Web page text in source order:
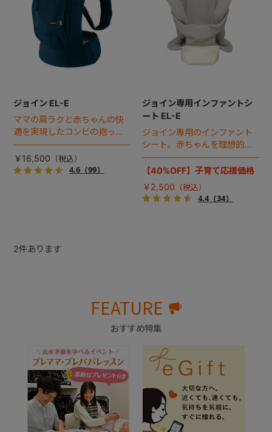
ジョイン EL-E
ママの肩ラクと赤ちゃんの快
適を実現したコンビの抱っこ
ひも最新モデル。
￥16,500
4.6（99）
ジョイン専用インファントシ
ート EL-E
ジョイン専用のインファント
シート。赤ちゃんを理想的な
M字姿勢に保ち、1カ月（体重
3.2kg）からの抱っこをやさ
【40%OFF】子育て応援価格
￥2,500
4.4（34）
2件あります
FEATURE
おすすめ特集